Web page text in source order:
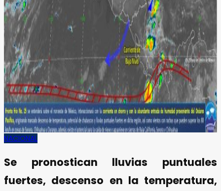
NACIONAL
Se pronostican lluvias puntuales
fuertes, descenso en la temperatura,